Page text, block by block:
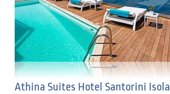
Athina Suites Hotel Santorini Isola